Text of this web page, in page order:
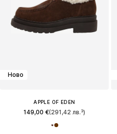
Ново
APPLE OF EDEN
149,00 €(291,42 лв.³)